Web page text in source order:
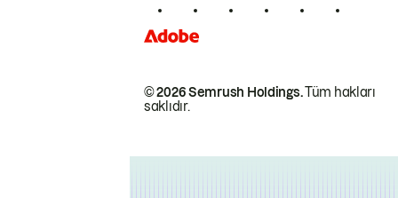
© 2026 Semrush Holdings.Tüm hakları
saklıdır.